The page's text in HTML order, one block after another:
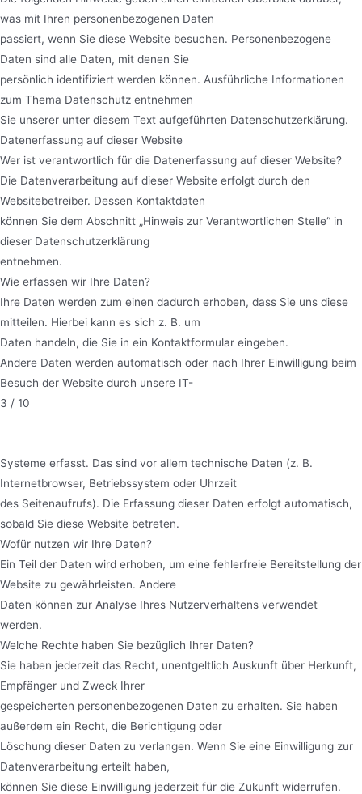
was mit Ihren personenbezogenen Daten
passiert, wenn Sie diese Website besuchen. Personenbezogene
Daten sind alle Daten, mit denen Sie
persönlich identifiziert werden können. Ausführliche Informationen
zum Thema Datenschutz entnehmen
Sie unserer unter diesem Text aufgeführten Datenschutzerklärung.
Datenerfassung auf dieser Website
Wer ist verantwortlich für die Datenerfassung auf dieser Website?
Die Datenverarbeitung auf dieser Website erfolgt durch den
Websitebetreiber. Dessen Kontaktdaten
können Sie dem Abschnitt „Hinweis zur Verantwortlichen Stelle“ in
dieser Datenschutzerklärung
entnehmen.
Wie erfassen wir Ihre Daten?
Ihre Daten werden zum einen dadurch erhoben, dass Sie uns diese
mitteilen. Hierbei kann es sich z. B. um
Daten handeln, die Sie in ein Kontaktformular eingeben.
Andere Daten werden automatisch oder nach Ihrer Einwilligung beim
Besuch der Website durch unsere IT-
3 / 10
Systeme erfasst. Das sind vor allem technische Daten (z. B.
Internetbrowser, Betriebssystem oder Uhrzeit
des Seitenaufrufs). Die Erfassung dieser Daten erfolgt automatisch,
sobald Sie diese Website betreten.
Wofür nutzen wir Ihre Daten?
Ein Teil der Daten wird erhoben, um eine fehlerfreie Bereitstellung der
Website zu gewährleisten. Andere
Daten können zur Analyse Ihres Nutzerverhaltens verwendet
werden.
Welche Rechte haben Sie bezüglich Ihrer Daten?
Sie haben jederzeit das Recht, unentgeltlich Auskunft über Herkunft,
Empfänger und Zweck Ihrer
gespeicherten personenbezogenen Daten zu erhalten. Sie haben
außerdem ein Recht, die Berichtigung oder
Löschung dieser Daten zu verlangen. Wenn Sie eine Einwilligung zur
Datenverarbeitung erteilt haben,
können Sie diese Einwilligung jederzeit für die Zukunft widerrufen.